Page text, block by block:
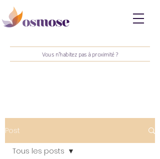
Vous n'habitez pas à proximité ?
Post
Tous les posts